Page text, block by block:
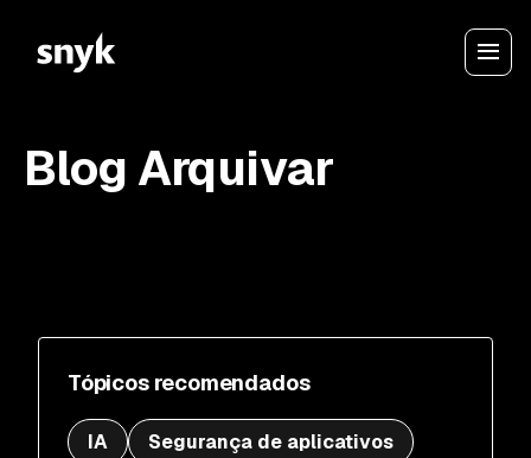
Blog Arquivar
Tópicos recomendados
IA
Segurança de aplicativos